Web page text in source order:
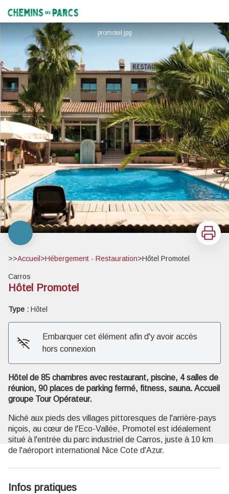
Chemins des Parcs
promotel.jpg
Voir l'image en plein écran
Imprimer
>>Accueil >Hébergement - Restauration>Hôtel Promotel
Carros
Hôtel Promotel
Type : Hôtel
Embarquer cet élément afin d'y avoir accès
hors connexion
Hôtel de 85 chambres avec restaurant, piscine, 4 salles de
réunion, 90 places de parking fermé, fitness, sauna. Accueil
groupe Tour Opérateur.
Niché aux pieds des villages pittoresques de l'arrière-pays
niçois, au cœur de l'Eco-Vallée, Promotel est idéalement
situé à l'entrée du parc industriel de Carros, juste à 10 km
de l'aéroport international Nice Cote d'Azur.
Infos pratiques